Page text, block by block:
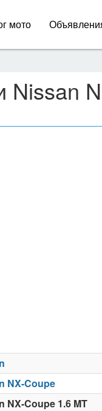
мото
Nissan
NX-Coupe
NX-Coupe 1.6 MT